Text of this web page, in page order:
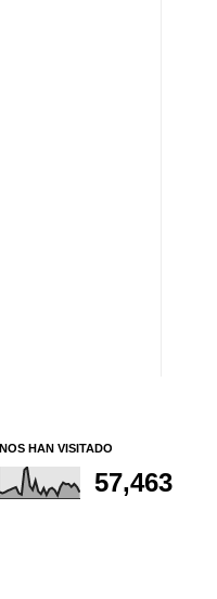
NOS HAN VISITADO
57,463